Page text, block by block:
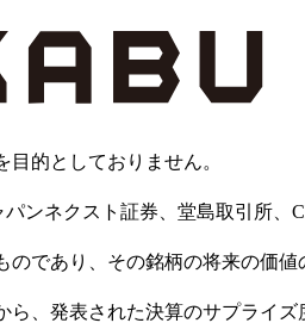
的としておりません。
ネクスト証券、堂島取引所、
であり、その銘柄の将来の価
、発表された決算のサプライ